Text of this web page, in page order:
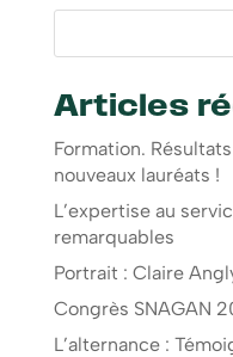
Articles
Formation.
nouveaux lauréats !
L’expertise au
remarquables
Portrait : Claire
Congrès SNAGAN
L’alternance :